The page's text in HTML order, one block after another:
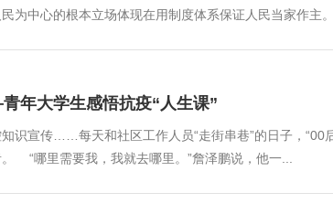
为中心的根本立场体现在用制度体系保证人民当家作主。
年大学生感悟抗疫“人生课”
识宣传……每天和社区工作人员“走街串巷”的日子，
“哪里需要我，我就去哪里。”詹泽鹏说，他一...